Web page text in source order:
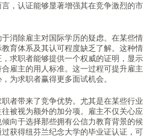
，认证能够显著增强其在竞争激烈的市
消除雇主对国际学历的疑虑。在某些情
育体系及其认可程度缺乏了解。这种情
求职者能够提供一个权威的证明，显示
雇主的用人标准。这一过程可提升雇主
为求职者赢得更多面试机会。
者带来了竞争优势。尤其是在某些行业
被视为额外的加分项。雇主不仅关心应
向于选择那些拥有公信力教育背景的候
获得纽芬兰纪念大学的毕业证认证，可